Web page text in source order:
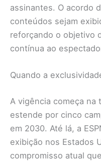
assinantes. O acordo
conteúdos sejam
reforçando o objetivo
contínua ao
Quando a
A vigência começa na
estende por cinco
em 2030. Até lá, a
exibição nos Estados
compromisso atual